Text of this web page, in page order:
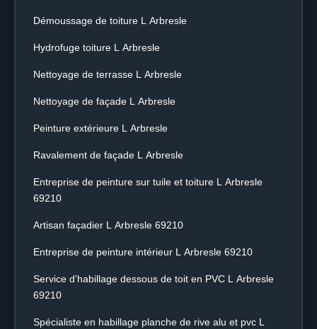
Démoussage de toiture L Arbresle
Hydrofuge toiture L Arbresle
Nettoyage de terrasse L Arbresle
Nettoyage de façade L Arbresle
Peinture extérieure L Arbresle
Ravalement de façade L Arbresle
Entreprise de peinture sur tuile et toiture L Arbresle
69210
Artisan façadier L Arbresle 69210
Entreprise de peinture intérieur L Arbresle 69210
Service d'habillage dessous de toit en PVC L Arbresle
69210
Spécialiste en habillage planche de rive alu et pvc L